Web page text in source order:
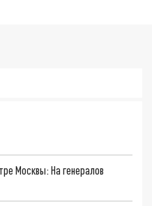
Москвы: На генералов